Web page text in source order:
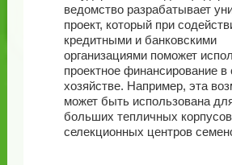
ведомство разрабатывает
проект, который при
кредитными и банковскими
организациями поможет
проектное финансирование в
хозяйстве. Например, эта
может быть использована
больших тепличных
селекционных центров